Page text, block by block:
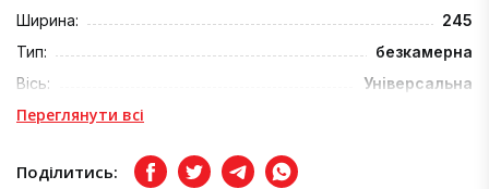
Ширина:
245
Тип:
безкамерна
Вісь:
Універсальна
Переглянути всі
Поділитись: FacebookTwitterTelegram
Viber